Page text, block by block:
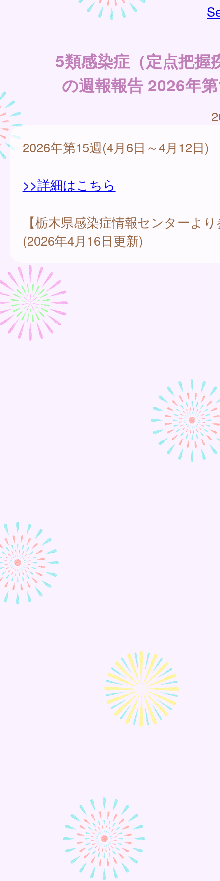
5類感染症（定点把握
の週報報告 2026年
2026年第15週(4月6日～4月12日)
>>詳細はこちら
【栃木県感染症情報センターよ
(2026年4月16日更新)